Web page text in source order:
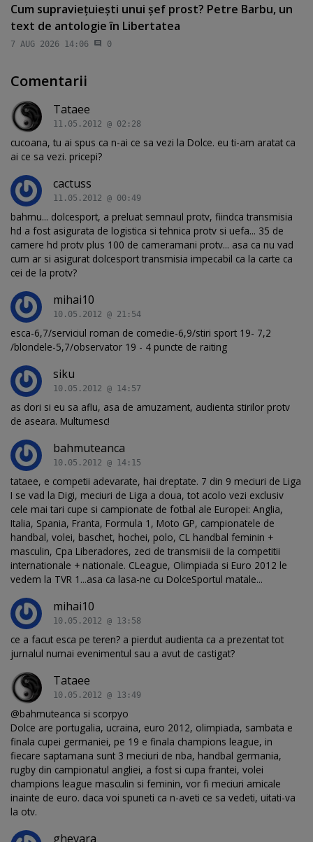
Cum supravieţuieşti unui şef prost? Petre Barbu, un
text de antologie în Libertatea
7 AUG 2026 14:06 0
Comentarii
Tataee
11.05.2012 @ 02:28
cucoana, tu ai spus ca n-ai ce sa vezi la Dolce. eu ti-am aratat ca
ai ce sa vezi. pricepi?
cactuss
11.05.2012 @ 00:49
bahmu... dolcesport, a preluat semnaul protv, fiindca transmisia
hd a fost asigurata de logistica si tehnica protv si uefa... 35 de
camere hd protv plus 100 de cameramani protv... asa ca nu vad
cum ar si asigurat dolcesport transmisia impecabil ca la carte ca
cei de la protv?
mihai10
10.05.2012 @ 21:54
esca-6,7/serviciul roman de comedie-6,9/stiri sport 19- 7,2
/blondele-5,7/observator 19 - 4 puncte de raiting
siku
10.05.2012 @ 14:57
as dori si eu sa aflu, asa de amuzament, audienta stirilor protv
de aseara. Multumesc!
bahmuteanca
10.05.2012 @ 14:15
tataee, e competii adevarate, hai dreptate. 7 din 9 meciuri de Liga
I se vad la Digi, meciuri de Liga a doua, tot acolo vezi exclusiv
cele mai tari cupe si campionate de fotbal ale Europei: Anglia,
Italia, Spania, Franta, Formula 1, Moto GP, campionatele de
handbal, volei, baschet, hochei, polo, CL handbal feminin +
masculin, Cpa Liberadores, zeci de transmisii de la competitii
internationale + nationale. CLeague, Olimpiada si Euro 2012 le
vedem la TVR 1...asa ca lasa-ne cu DolceSportul matale...
mihai10
10.05.2012 @ 13:58
ce a facut esca pe teren? a pierdut audienta ca a prezentat tot
jurnalul numai evenimentul sau a avut de castigat?
Tataee
10.05.2012 @ 13:49
@bahmuteanca si scorpyo
Dolce are portugalia, ucraina, euro 2012, olimpiada, sambata e
finala cupei germaniei, pe 19 e finala champions league, in
fiecare saptamana sunt 3 meciuri de nba, handbal germania,
rugby din campionatul angliei, a fost si cupa frantei, volei
champions league masculin si feminin, vor fi meciuri amicale
inainte de euro. daca voi spuneti ca n-aveti ce sa vedeti, uitati-va
la otv.
ghevara